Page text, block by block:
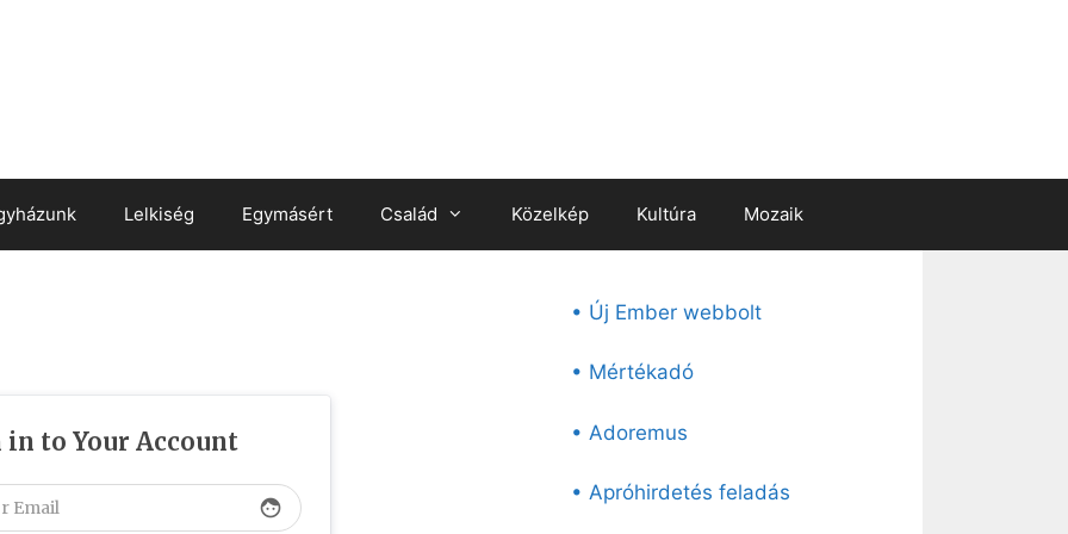
Lelkiség Egymásért Család Közelkép Kultúra Mozaik
in to Your Account
face
• Új Ember webbolt
• Mértékadó
• Adoremus
• Apróhirdetés feladás